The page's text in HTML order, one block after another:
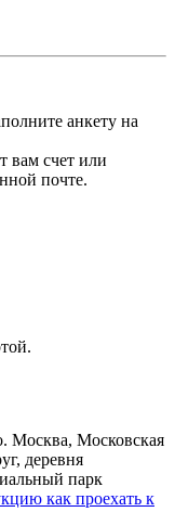
анкету на
вам счет или
почте.
Москва, Московская
деревня
парк
как проехать к